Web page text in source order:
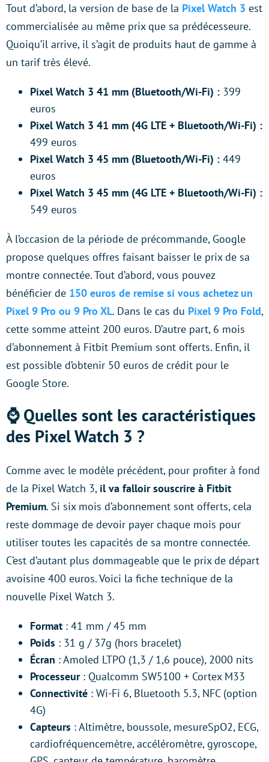
Tout d’abord, la version de base de la Pixel Watch 3 est
commercialisée au même prix que sa prédécesseure.
Quoiqu’il arrive, il s’agit de produits haut de gamme à
un tarif très élevé.
Pixel Watch 3 41 mm (Bluetooth/Wi-Fi) : 399
euros
Pixel Watch 3 41 mm (4G LTE + Bluetooth/Wi-Fi) :
499 euros
Pixel Watch 3 45 mm (Bluetooth/Wi-Fi) : 449
euros
Pixel Watch 3 45 mm (4G LTE + Bluetooth/Wi-Fi) :
549 euros
À l’occasion de la période de précommande, Google
propose quelques offres faisant baisser le prix de sa
montre connectée. Tout d’abord, vous pouvez
bénéficier de 150 euros de remise si vous achetez un
Pixel 9 Pro ou 9 Pro XL. Dans le cas du Pixel 9 Pro Fold,
cette somme atteint 200 euros. D’autre part, 6 mois
d’abonnement à Fitbit Premium sont offerts. Enfin, il
est possible d’obtenir 50 euros de crédit pour le
Google Store.
⌚️ Quelles sont les caractéristiques
des Pixel Watch 3 ?
Comme avec le modèle précédent, pour profiter à fond
de la Pixel Watch 3, il va falloir souscrire à Fitbit
Premium. Si six mois d’abonnement sont offerts, cela
reste dommage de devoir payer chaque mois pour
utiliser toutes les capacités de sa montre connectée.
C’est d’autant plus dommageable que le prix de départ
avoisine 400 euros. Voici la fiche technique de la
nouvelle Pixel Watch 3.
Format : 41 mm / 45 mm
Poids : 31 g / 37g (hors bracelet)
Écran : Amoled LTPO (1,3 / 1,6 pouce), 2000 nits
Processeur: Qualcomm SW5100 + Cortex M33
Connectivité : Wi-Fi 6, Bluetooth 5.3, NFC (option
4G)
Capteurs : Altimètre, boussole, mesureSpO2, ECG,
cardiofréquencemètre, accéléromètre, gyroscope,